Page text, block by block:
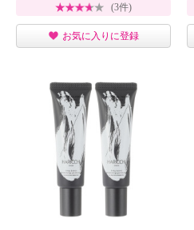
(3件)
お気に入りに登録